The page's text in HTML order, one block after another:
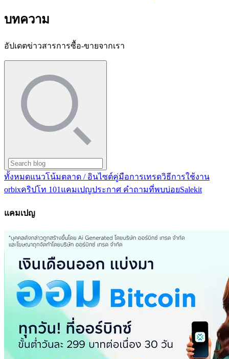
บทความ
อัปเดตข่าวสารการซื้อ-ขายจากเรา
ทั้งหมดแนวโน้มตลาด / อินไซต์คู่มือการเทรดวิธีการใช้งาน
orbixคริปโท 101 แคมเปญประกาศ คำถามที่พบบ่อยSalekit
แคมเปญ